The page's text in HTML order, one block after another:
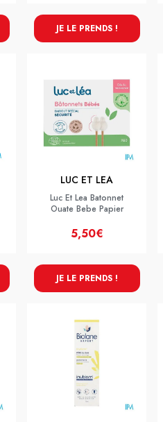
JE LE PRENDS !
LUC ET LEA
Luc Et Lea Batonnet
Ouate Bebe Papier
5,50€
JE LE PRENDS !